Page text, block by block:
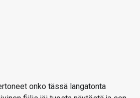
onko tässä langatonta